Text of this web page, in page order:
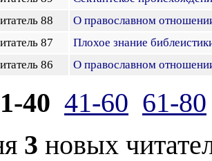
88
О православном
87
Плохое знание
86
О православном
40 41-60 61-80
3 новых